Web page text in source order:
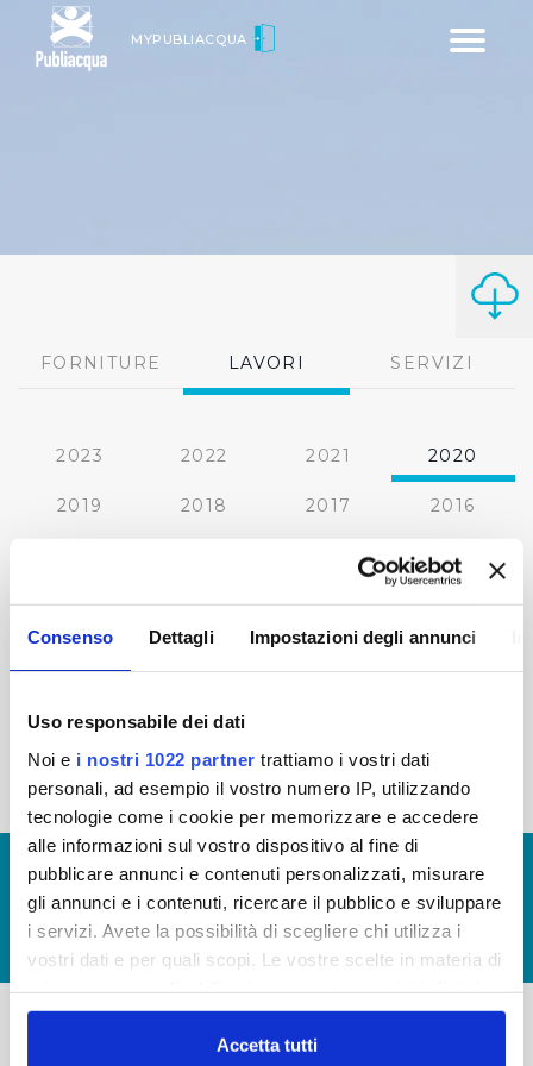
Consenso Dettagli Impostazioni degli annunci
Uso responsabile dei dati
Noi e i nostri 1022 partner trattiamo i vostri dati
personali, ad esempio il vostro numero IP, utilizzando
tecnologie come i cookie per memorizzare e accedere
alle informazioni sul vostro dispositivo al fine di
pubblicare annunci e contenuti personalizzati, misurare
gli annunci e i contenuti, ricercare il pubblico e sviluppare
i servizi. Avete la possibilità di scegliere chi utilizza i
vostri dati e per quali scopi. Le vostre scelte in materia di
in cui avete effettuato le vostre scelte. È possibile
modificare o revocare il proprio consenso in qualsiasi
Accetta tutti
Toggle
MYPUBLIACQUA
FORNITURE LAVORI SERVIZI
2023 2022 2021 2020
2019 2018 2017 2016
2012
2011 2010 2009 2008
« prima ‹ precedente 4
© Copyright 2017 - 2026
GLOSSARIO
GIUDICA IL SERVIZIO
LAVORA CON NOI